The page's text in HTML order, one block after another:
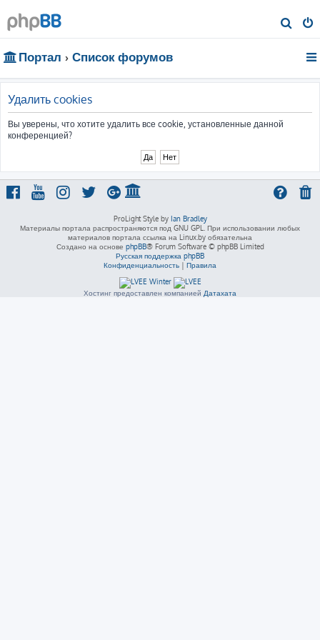
о
Портал Список форумов
Удалить cookies
Вы уверены, что хотите удалить все cookie, установленные данной
конференцией?
ProLight Style by Ian Bradley
Материалы портала распространяются под GNU GPL. При использовании любых
материалов портала ссылка на Linux.by обязательна
Создано на основе phpBB® Forum Software © phpBB Limited
Русская поддержка phpBB
Конфиденциальность | Правила
Хостинг предоставлен компанией Датахата